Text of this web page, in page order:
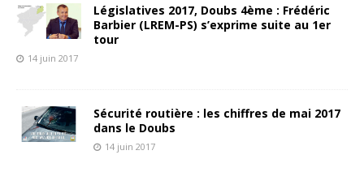
Législatives 2017, Doubs 4ème : Frédéric
Barbier (LREM-PS) s’exprime suite au 1er
tour
14 juin 2017
Sécurité routière : les chiffres de mai 2017
dans le Doubs
14 juin 2017